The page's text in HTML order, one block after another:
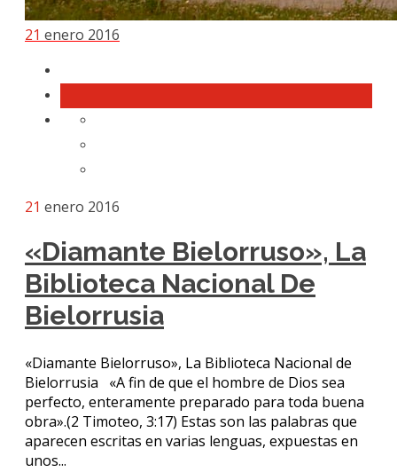
21 enero 2016
21 enero 2016
«Diamante Bielorruso», La
Biblioteca Nacional De
Bielorrusia
«Diamante Bielorruso», La Biblioteca Nacional de
Bielorrusia «A fin de que el hombre de Dios sea
perfecto, enteramente preparado para toda buena
obra».(2 Timoteo, 3:17) Estas son las palabras que
aparecen escritas en varias lenguas, expuestas en
unos...